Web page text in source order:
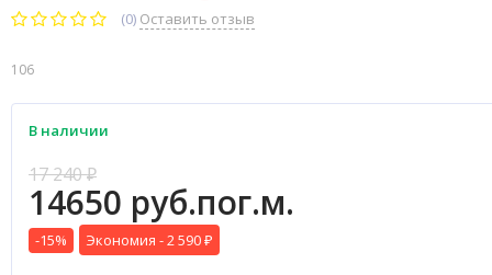
(0) Оставить отзыв
106
В наличии
17 240₽
14650 руб.пог.м.
-15% Экономия -2 590 ₽